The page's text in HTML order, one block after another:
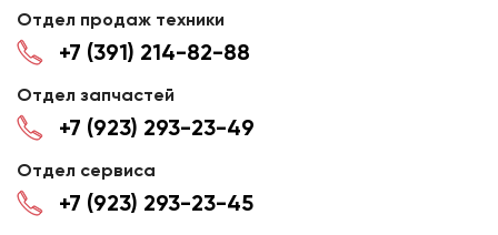
Отдел продаж техники
+7 (391) 214-82-88
Отдел запчастей
+7 (923) 293-23-49
Отдел сервиса
+7 (923) 293-23-45